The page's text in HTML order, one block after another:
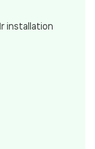
installation